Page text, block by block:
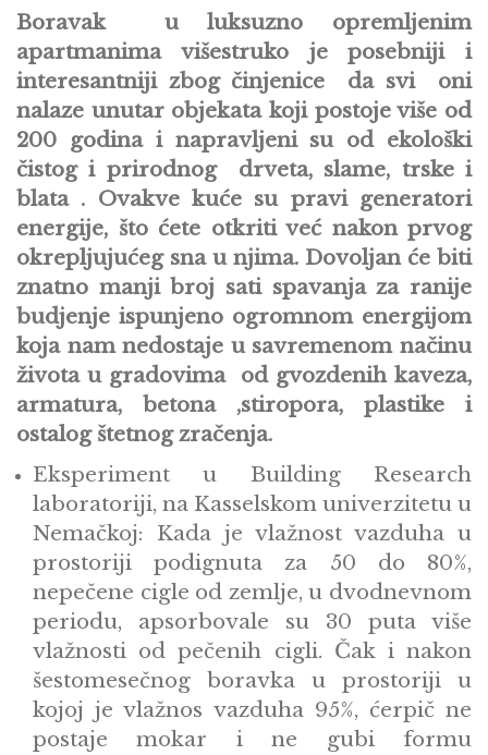
Boravak u luksuzno opremljenim
apartmanima višestruko je posebniji i
interesantniji zbog činjenice da svi oni
nalaze unutar objekata koji postoje više od
200 godina i napravljeni su od ekološki
čistog i prirodnog drveta, slame, trske i
blata . Ovakve kuće su pravi generatori
energije, što ćete otkriti već nakon prvog
okrepljujućeg sna u njima. Dovoljan će biti
znatno manji broj sati spavanja za ranije
budjenje ispunjeno ogromnom energijom
koja nam nedostaje u savremenom načinu
života u gradovima od gvozdenih kaveza,
armatura, betona ,stiropora, plastike i
ostalog štetnog zračenja.
Eksperiment u Building Research
laboratoriji, na Kasselskom univerzitetu u
Nemačkoj: Kada je vlažnost vazduha u
prostoriji podignuta za 50 do 80%,
nepečene cigle od zemlje, u dvodnevnom
periodu, apsorbovale su 30 puta više
vlažnosti od pečenih cigli. Čak i nakon
šestomesečnog boravka u prostoriji u
kojoj je vlažnos vazduha 95%, ćerpič ne
postaje mokar i ne gubi formu